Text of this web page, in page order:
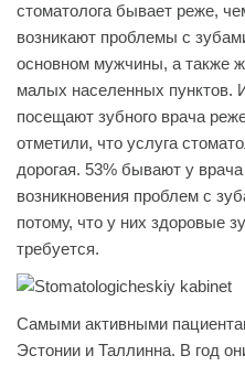
стоматолога бывает реже,
возникают проблемы с
основном мужчины, а также
малых населенных пунктов.
посещают зубного врача
отметили, что услуга
дорогая. 53% бывают у
возникновения проблем с
потому, что у них здоровые
требуется.
Самыми активными
Эстонии и Таллинна. В год